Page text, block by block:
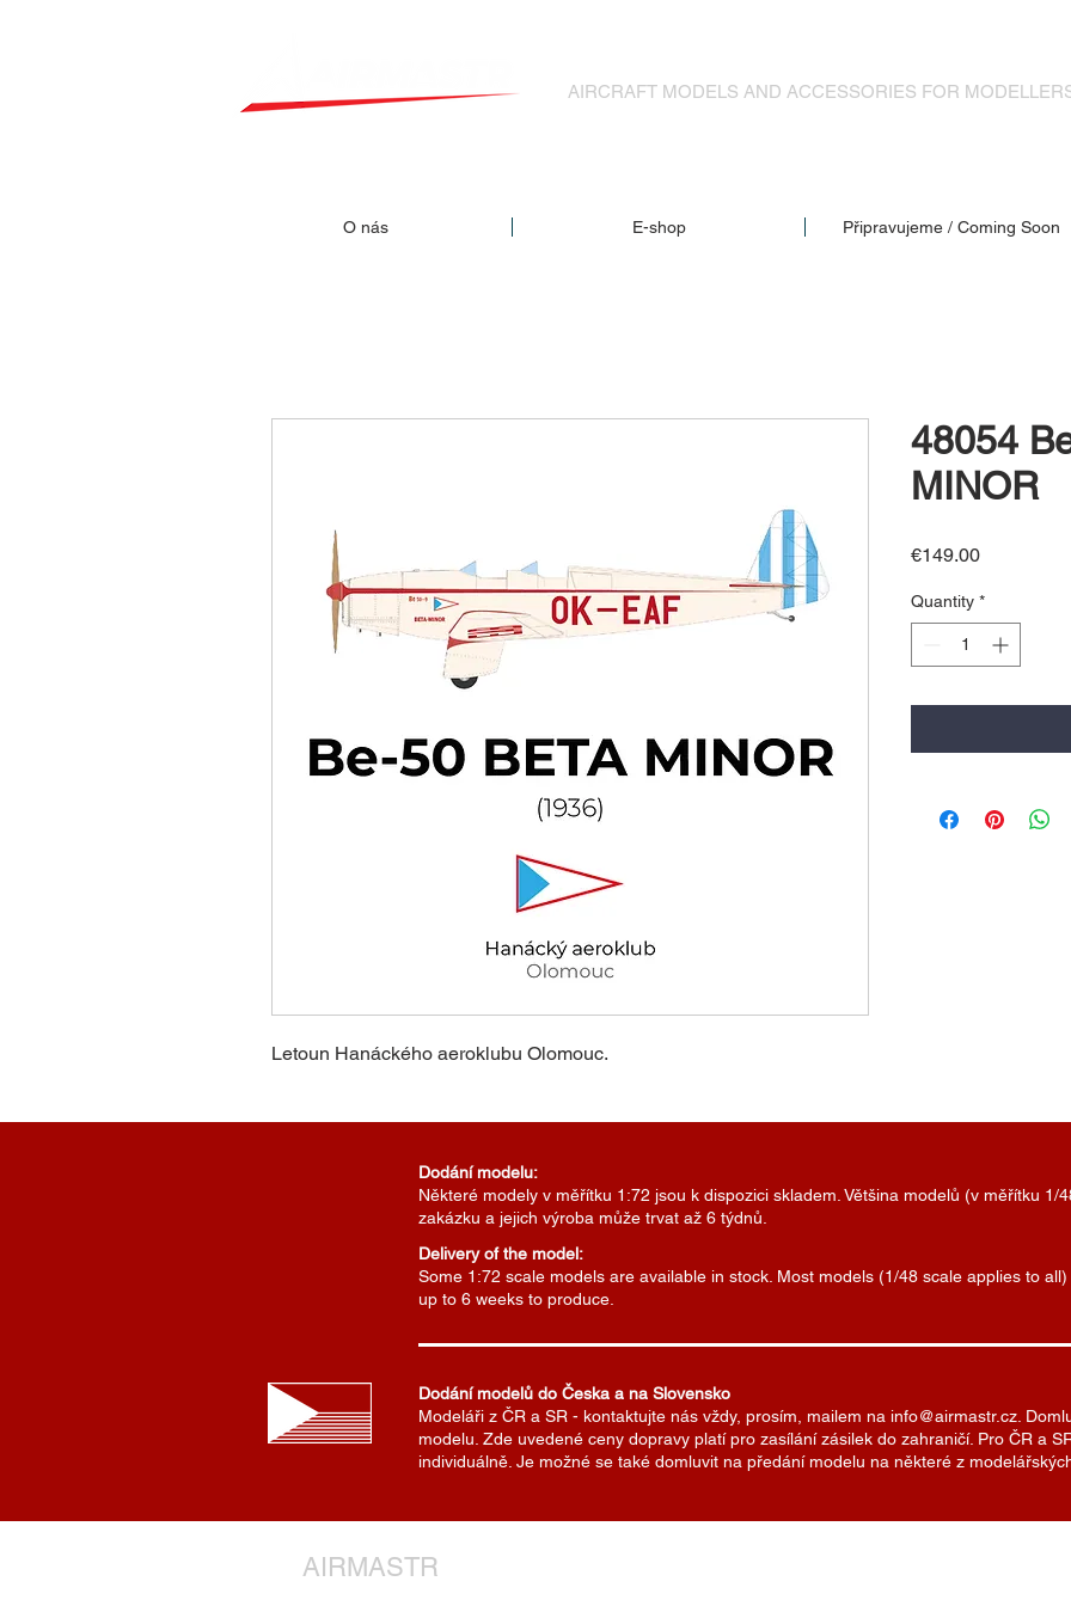
AIRCRAFT MODELS AND ACCESSORIES FOR
O nás E-shop Připravujeme / Coming Soon
Letoun Hanáckého aeroklubu Olomouc.
48054
MINOR
€149.00Price
Quantity *
Dodání modelu:
Některé modely v měřítku 1:72 jsou k dispozici skladem. Většina modelů (v měřítku 1/
zakázku a jejich výroba může trvat až 6 týdnů.
Delivery of the model:
Some 1:72 scale models are available in stock. Most models (1/48 scale applies to
up to 6 weeks to produce.
Dodání modelů do Česka a na Slovensko
Modeláři z ČR a SR - kontaktujte nás vždy, prosím, mailem na info@airmastr.cz.
modelu. Zde uvedené ceny dopravy platí pro zasílání zásilek do zahraničí. Pro ČR a
individuálně. Je možné se také domluvit na předání modelu na některé z
AIRMASTR